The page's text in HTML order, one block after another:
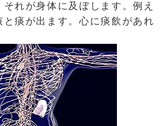
れが身体に及ぼします。例え
痰が出ます。心に痰飲があれ